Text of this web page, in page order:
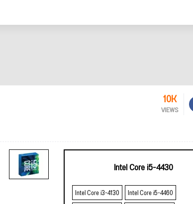
10K
VIEWS
Intel Core i5-4430
Intel Core i3-4130
Intel Core i5-4460